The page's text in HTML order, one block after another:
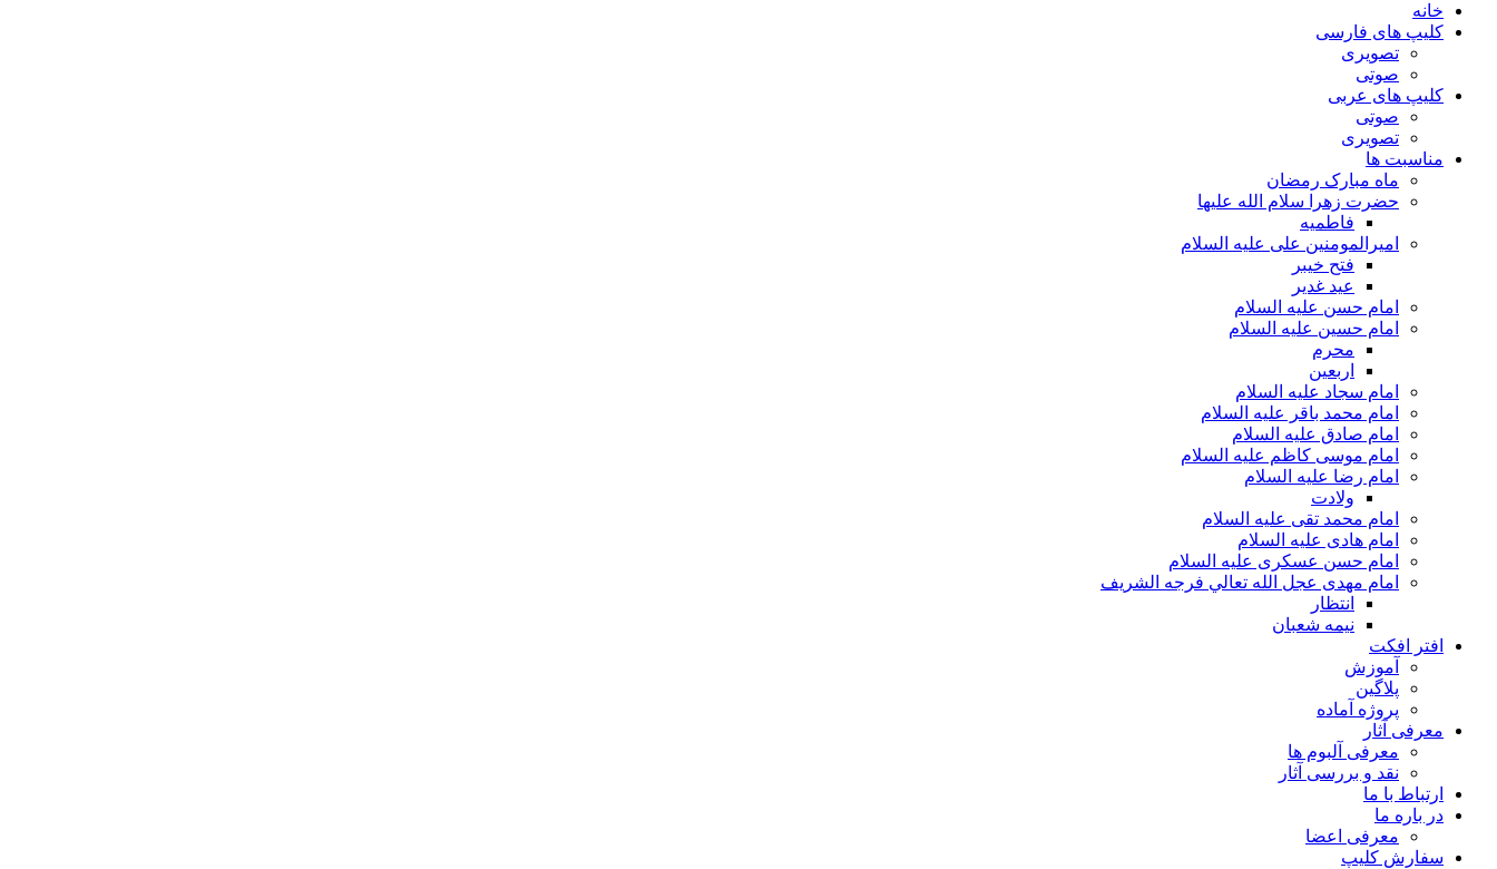
خانه
کلیپ های فارسی
تصویری
صوتی
کلیپ های عربی
صوتی
تصویری
مناسبت ها
ماه مبارک رمضان
حضرت زهرا سلام الله علیها
فاطمیه
امیرالمومنین علی علیه السلام
فتح خیبر
عید غدیر
امام حسن علیه السلام
امام حسین علیه السلام
محرم
اربعین
امام سجاد علیه السلام
امام محمد باقر علیه السلام
امام صادق علیه السلام
امام موسی کاظم علیه السلام
امام رضا علیه السلام
ولادت
امام محمد تقی علیه السلام
امام هادی علیه السلام
امام حسن عسکری علیه السلام
امام مهدی عجل الله تعالي فرجه الشريف
انتظار
نیمه شعبان
افتر افکت
آموزش
پلاگین
پروژه آماده
معرفی آثار
معرفی آلبوم ها
نقد و بررسی آثار
ارتباط با ما
در باره ما
معرفی اعضا
سفارش کلیپ